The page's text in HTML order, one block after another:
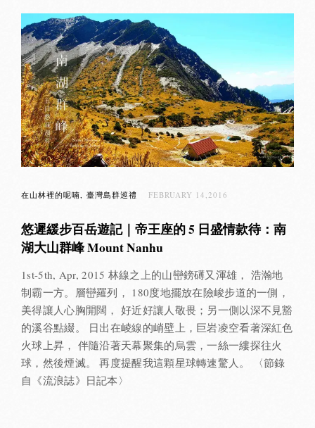
在山林裡的呢喃 臺灣島群巡禮 FEBRUARY 14,2016
悠遲緩步百岳遊記｜帝王座的 5 日盛情款待：南
湖大山群峰 Mount Nanhu
1st-5th, Apr, 2015 林線之上的山巒鎊礡又渾雄， 浩瀚地
制霸一方。層巒羅列， 180度地擺放在險峻步道的一側，
美得讓人心胸開闊， 好近好讓人敬畏；另一側以深不見豁
的溪谷點綴。 日出在崚線的峭壁上，巨岩凌空看著深紅色
火球上昇， 伴隨沿著天幕聚集的烏雲，一絲一縷探往火
球，然後煙滅。 再度提醒我這顆星球轉速驚人。 〈節錄
自《流浪誌》日記本〉